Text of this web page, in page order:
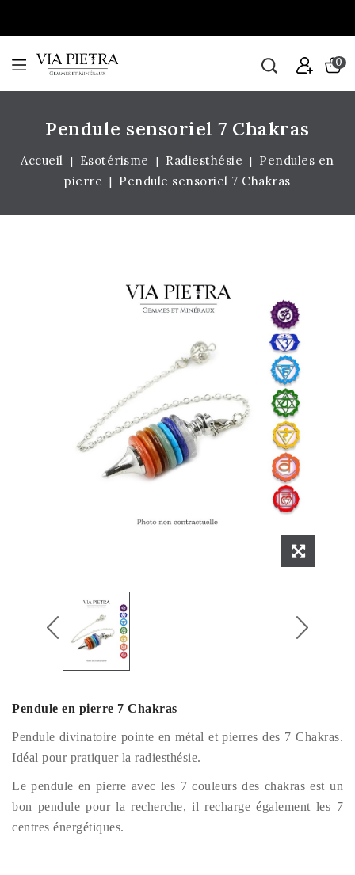
0
Pendule sensoriel 7 Chakras
Accueil Esotérisme Radiesthésie
Pendules en
pierre
Pendule sensoriel 7 Chakras
Pendule en pierre 7 Chakras
Pendule divinatoire pointe en métal et pierres des 7 Chakras.
Idéal pour pratiquer la radiesthésie.
Le pendule en pierre avec les 7 couleurs des chakras est un
bon pendule pour la recherche, il recharge également les 7
centres énergétiques.